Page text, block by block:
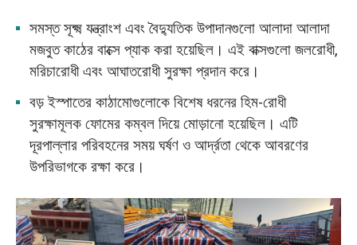
সমস্ত সূক্ষ্ম যন্ত্রাংশ এবং বৈদ্যুতিক উপাদানগুলো আলাদা আলাদা
মজবুত কাঠের বাক্সে প্যাক করা হয়েছিল। এই বাক্সগুলো জলরোধী,
মরিচারোধী এবং আঘাতরোধী সুরক্ষা প্রদান করে।
বড় ইস্পাতের কাঠামোগুলোকে বিশেষ ধরনের হিম-রোধী
সুরক্ষামূলক ফোমের কম্বল দিয়ে মোড়ানো হয়েছিল। এটি
দূরপাল্লার পরিবহনের সময় ঘর্ষণ ও আর্দ্রতা থেকে আবরণের
উপরিভাগকে রক্ষা করে।